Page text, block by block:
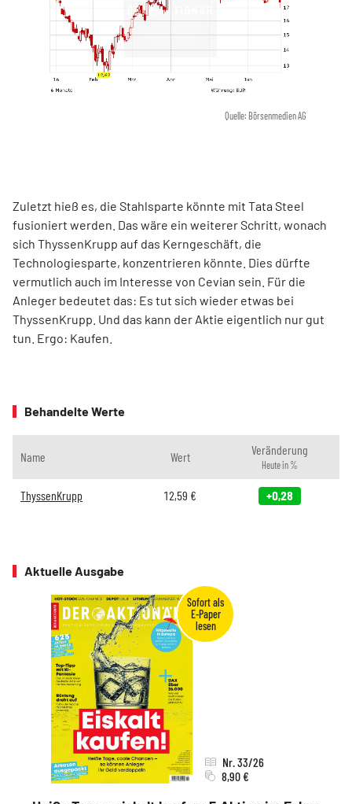
Quelle: Börsenmedien AG
Zuletzt hieß es, die Stahlsparte könnte mit Tata Steel
fusioniert werden. Das wäre ein weiterer Schritt, wonach
sich ThyssenKrupp auf das Kerngeschäft, die
Technologiesparte, konzentrieren könnte. Dies dürfte
vermutlich auch im Interesse von Cevian sein. Für die
Anleger bedeutet das: Es tut sich wieder etwas bei
ThyssenKrupp. Und das kann der Aktie eigentlich nur gut
tun. Ergo: Kaufen.
Behandelte Werte
Name Wert Veränderung
Heute in %
ThyssenKrupp 12,59 € +0,28
Aktuelle Ausgabe
Nr. 33/26
8,90 €